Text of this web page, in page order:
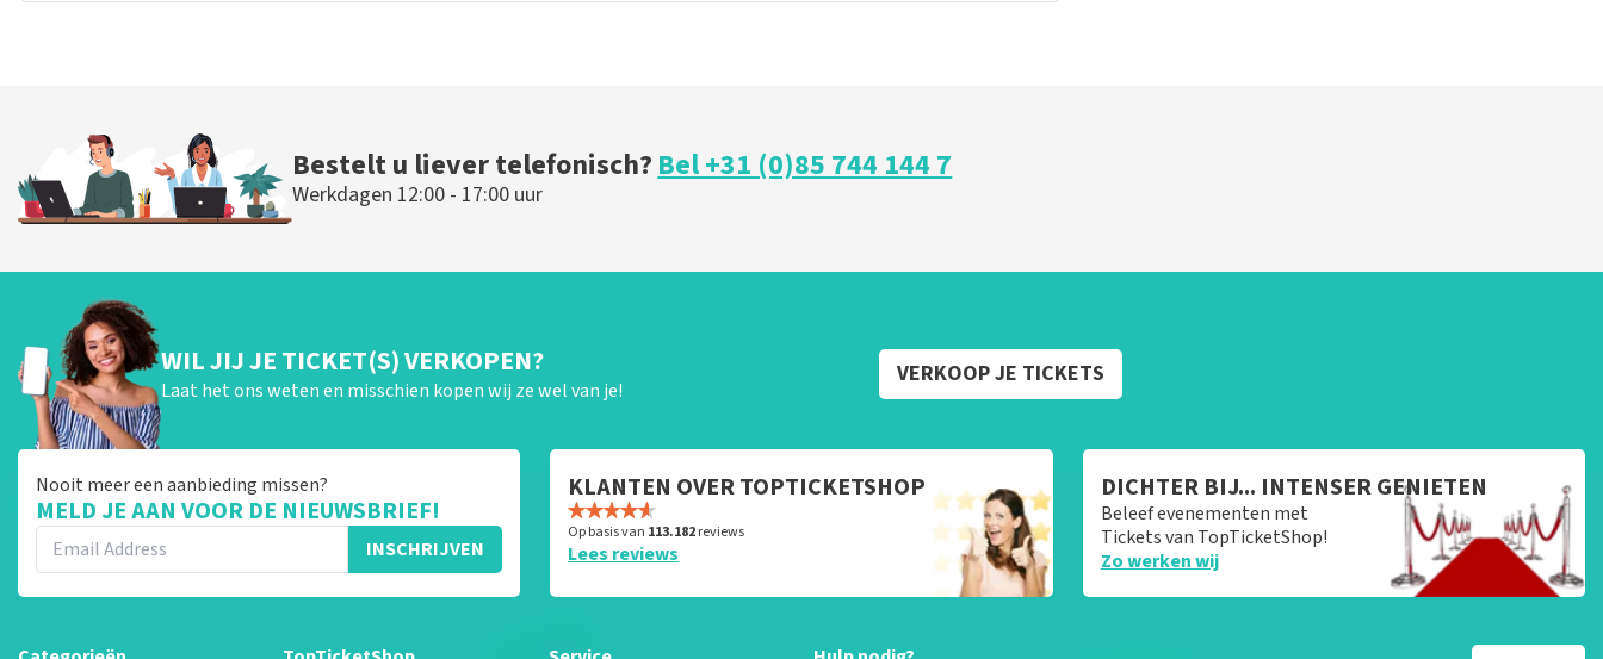
Bestelt u liever telefonisch?Bel +31 (0)85 744 144 7
Werkdagen 12:00 - 17:00 uur
WIL JIJ JE TICKET(S) VERKOPEN?
Laat het ons weten en misschien kopen wij ze wel van je!
VERKOOP JE TICKETS
Nooit meer een aanbieding missen?
MELD JE AAN VOOR DE NIEUWSBRIEF!
INSCHRIJVEN
KLANTEN OVER TOPTICKETSHOP
Op basis van 113.182reviews
Lees reviews
DICHTER BIJ... INTENSER GENIETEN
Beleef evenementen met
Tickets van TopTicketShop!
Zo werken wij